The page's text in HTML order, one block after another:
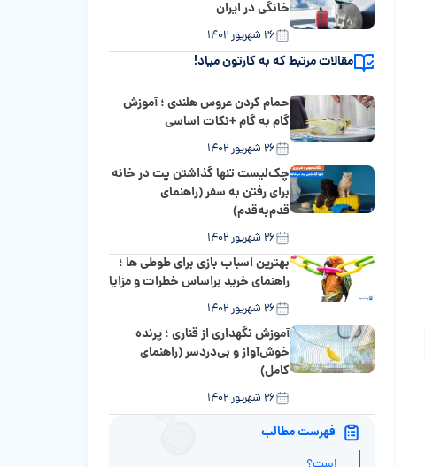
خانگی در ایران
۲۶ شهریور ۱۴۰۲
مقالات مرتبط که به کارتون میاد!
حمام کردن عروس هلندی ؛ آموزش
گام به گام +نکات اساسی
۲۶ شهریور ۱۴۰۲
چک‌لیست تنها گذاشتن پت در خانه
برای رفتن به سفر (راهنمای
قدم‌به‌قدم)
۲۶ شهریور ۱۴۰۲
بهترین اسباب بازی برای طوطی ها ؛
راهنمای خرید براساس خطرات و مزایا
۲۶ شهریور ۱۴۰۲
آموزش نگهداری از قناری ؛ پرنده
خوش‌آواز و بی‌دردسر (راهنمای
کامل)
۲۶ شهریور ۱۴۰۲
فهرست مطالب
طول عمر عروس هلندی‌ها به طور کلی چقدر